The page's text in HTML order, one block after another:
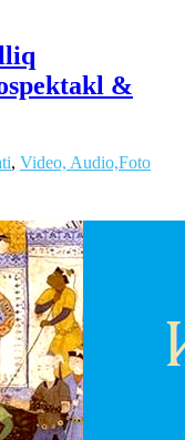
&
, Video, Audio,Foto